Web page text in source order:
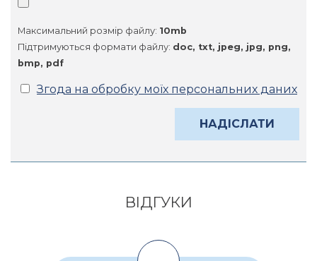
Максимальний розмір файлу: 10mb
Підтримуються формати файлу: doc, txt, jpeg, jpg, png,
bmp, pdf
Згода на обробку моїх персональних даних
ВІДГУКИ